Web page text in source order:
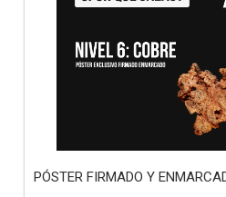
PÓSTER FIRMADO Y